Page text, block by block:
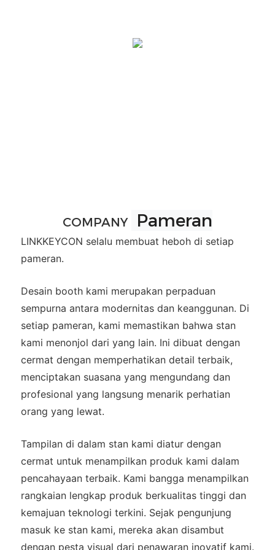
COMPANY Pameran
LINKKEYCON selalu membuat heboh di setiap
pameran.
Desain booth kami merupakan perpaduan
sempurna antara modernitas dan keanggunan. Di
setiap pameran, kami memastikan bahwa stan
kami menonjol dari yang lain. Ini dibuat dengan
cermat dengan memperhatikan detail terbaik,
menciptakan suasana yang mengundang dan
profesional yang langsung menarik perhatian
orang yang lewat.
Tampilan di dalam stan kami diatur dengan
cermat untuk menampilkan produk kami dalam
pencahayaan terbaik. Kami bangga menampilkan
rangkaian lengkap produk berkualitas tinggi dan
kemajuan teknologi terkini. Sejak pengunjung
masuk ke stan kami, mereka akan disambut
dengan pesta visual dari penawaran inovatif kami.